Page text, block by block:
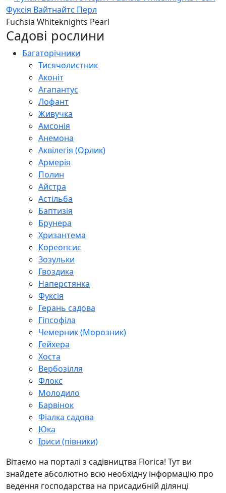
Фуксія Вайтнайтс Перл
Fuchsia Whiteknights Pearl
Садові рослини
Багаторічники
Тисячолистник
Аконіт
Агапантус
Лофант
Живучка
Амсонія
Анемона
Аквілегія (Орлик)
Армерія
Полин
Айстра
Астільба
Баптизія
Брунера
Хризантема
Кореопсис
Зозульки
Гвоздика
Наперстянка
Фуксія
Герань садова
Гіпсофіла
Чемерник (Морозник)
Гейхера
Хоста
Вербозілля
Флокс
Молодило
Барвінок
Фіалка садова
Юка
Іриси (півники)
Вітаємо на порталі з садівництва Florica! Тут ви
знайдете абсолютно всю необхідну інформацію про
ведення господарства на присадибній ділянці